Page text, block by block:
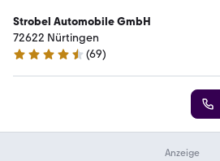
Strobel Automobile GmbH
72622 Nürtingen
4.7 Sterne
(69)